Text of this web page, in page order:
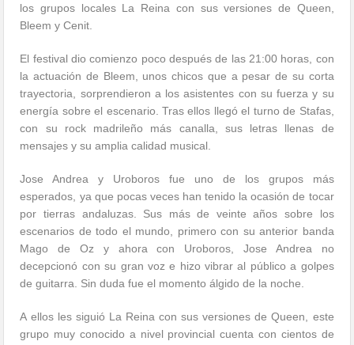
los grupos locales La Reina con sus versiones de Queen,
Bleem y Cenit.
El festival dio comienzo poco después de las 21:00 horas, con
la actuación de Bleem, unos chicos que a pesar de su corta
trayectoria, sorprendieron a los asistentes con su fuerza y su
energía sobre el escenario. Tras ellos llegó el turno de Stafas,
con su rock madrileño más canalla, sus letras llenas de
mensajes y su amplia calidad musical.
Jose Andrea y Uroboros fue uno de los grupos más
esperados, ya que pocas veces han tenido la ocasión de tocar
por tierras andaluzas. Sus más de veinte años sobre los
escenarios de todo el mundo, primero con su anterior banda
Mago de Oz y ahora con Uroboros, Jose Andrea no
decepcionó con su gran voz e hizo vibrar al público a golpes
de guitarra. Sin duda fue el momento álgido de la noche.
A ellos les siguió La Reina con sus versiones de Queen, este
grupo muy conocido a nivel provincial cuenta con cientos de